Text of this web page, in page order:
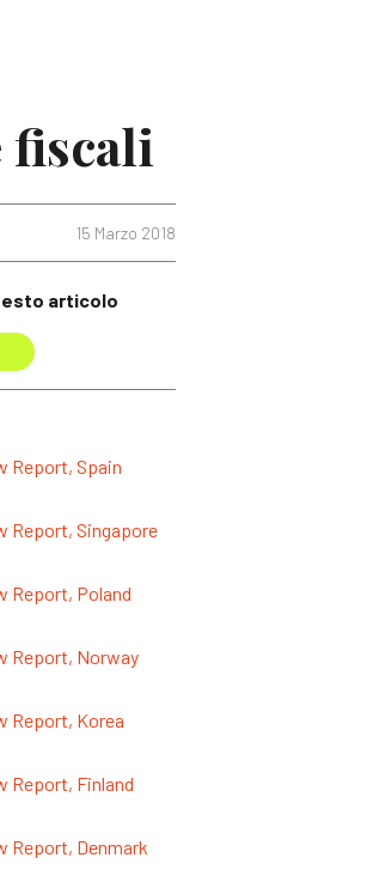
fiscali
15 Marzo 2018
articolo
Report, Spain
Report, Singapore
Report, Poland
Report, Norway
Report, Korea
Report, Finland
Report, Denmark